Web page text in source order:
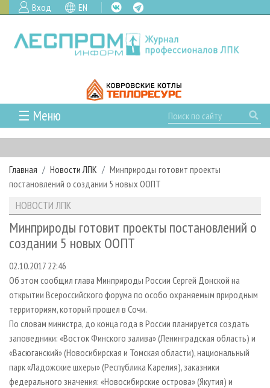
Вход EN
☰ Меню
ГЛАВНАЯ
РУБРИКИ И ТЕМЫ
РУБРИКИ ЖУРНАЛА
ЛЕСОЗАГОТОВКА
ЛЕСОПИЛЕНИЕ
СУШКА ДРЕВЕСИНЫ
ПРОИЗВОДСТВО ДРЕВЕСНЫХ ПЛИТ
ДЕРЕВЯННОЕ ДОМОСТРОЕНИЕ
ПРОИЗВОДСТВО МЕБЕЛИ
БИОЭНЕРГЕТИКА
ЦБП
НОВОСТИ
НОВОСТИ ЛПК
НОВОСТИ ЖУРНАЛА
ПРОЕКТЫ ЛПИ
АНАЛИТИКА
ПРЕДПРИЯТИЯ ЛПК
ПЕРСОНЫ
МОБИЛЬНЫЕ ВЫСТАВКИ
ОФИЦИАЛЬНЫЕ ДЕЛЕГАЦИИ
ПРИОРИТЕТНЫЕ ИНВЕСТПРОЕКТЫ
RUSSIAN FORESTRY REVIEW
ГАЗЕТА ЛЕСПРОМФОРУМ
АРХИВ
АРХИВ ЖУРНАЛОВ
О ЖУРНАЛЕ
ПОДПИСКА
КОНТАКТЫ
РЕКЛАМОДАТЕЛЯМ
РЕКЛАМА
РЕКЛАМА НА САЙТЕ
Главная Новости ЛПК
Минприроды готовит проекты
постановлений о создании 5 новых ООПТ
НОВОСТИ ЛПК
Минприроды готовит проекты постановлений о
создании 5 новых ООПТ
02.10.2017 22:46
Об этом сообщил глава Минприроды России Сергей Донской на
открытии Всероссийского форума по особо охраняемым природным
территориям, который прошел в Сочи.
По словам министра, до конца года в России планируется создать
заповедники: «Восток Финского залива» (Ленинградская область) и
«Васюганский» (Новосибирская и Томская области), национальный
парк «Ладожские шхеры» (Республика Карелия), заказники
федерального значения: «Новосибирские острова» (Якутия) и